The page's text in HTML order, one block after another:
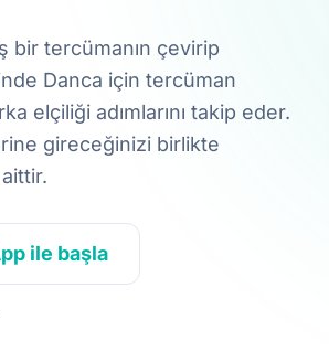
bir tercümanın çevirip
Danca için tercüman
elçiliği adımlarını takip eder.
gireceğinizi birlikte
ile başla